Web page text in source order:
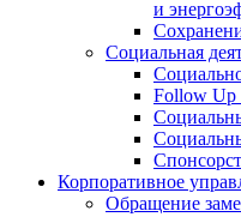
и
Социальная
Follow Up
Корпоративное
Обращение